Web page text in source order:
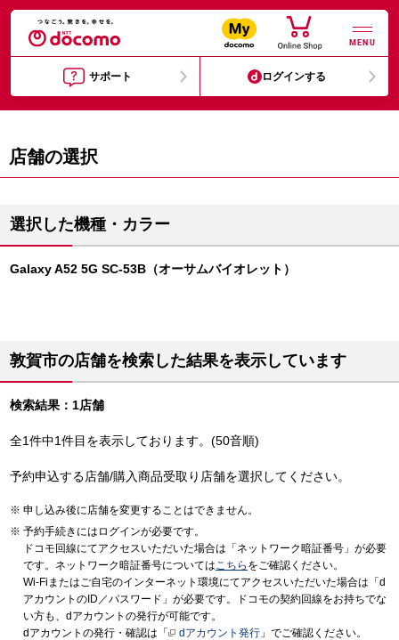
MENU
サポート ログインする
店舗の選択
選択した機種・カラー
Galaxy A52 5G SC-53B（オーサムバイオレット）
敦賀市の店舗を検索した結果を表示しています
検索結果：1店舗
全1件中1件目を表示しております。(50音順)
予約申込する店舗/購入商品受取り店舗を選択してください。
申し込み後に店舗を変更することはできません。
予約手続きにはログインが必要です。
ドコモ回線にてアクセスいただいた場合は「ネットワーク暗証番号」が必要
です。ネットワーク暗証番号についてはこちら をご確認ください。
Wi-Fiまたはご自宅のインターネット環境にてアクセスいただいた場合は「d
アカウントのID／パスワード」が必要です。ドコモの契約回線をお持ちでな
い方も、dアカウントの発行が可能です。
dアカウントの発行・確認は「
dアカウント発行 」でご確認ください。